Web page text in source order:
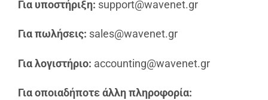
Για υποστήριξη: support@wavenet.gr
Για πωλήσεις: sales@wavenet.gr
Για λογιστήριο: accounting@wavenet.gr
Για οποιαδήποτε άλλη πληροφορία: